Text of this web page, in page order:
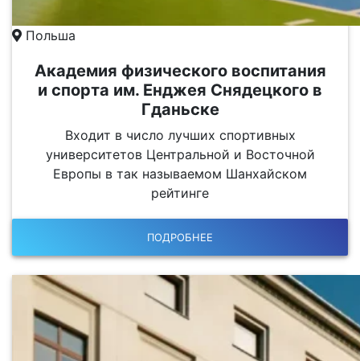
Польша
Академия физического воспитания
и спорта им. Енджея Снядецкого в
Гданьске
Входит в число лучших спортивных
университетов Центральной и Восточной
Европы в так называемом Шанхайском
рейтинге
ПОДРОБНЕЕ